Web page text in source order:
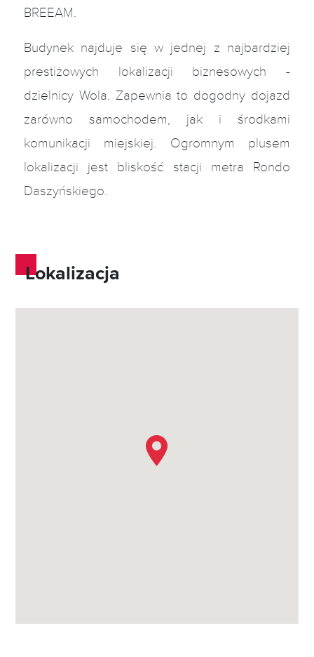
BREEAM.
Budynek najduje się w jednej z najbardziej
prestiżowych lokalizacji biznesowych -
dzielnicy Wola. Zapewnia to dogodny dojazd
zarówno samochodem, jak i środkami
komunikacji miejskiej. Ogromnym plusem
lokalizacji jest bliskość stacji metra Rondo
Daszyńskiego.
Lokalizacja